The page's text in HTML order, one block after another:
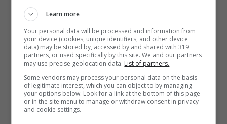
E’ stata studiata e ideata proprio con
questa peculiarità; le sue impostazioni
automatiche permettono all’utente di
usarla senza doversi preoccupare troppo
Learn more
Your personal data will be processed and information from
your device (cookies, unique identifiers, and other device
data) may be stored by, accessed by and shared with 319
partners, or used specifically by this site. We and our partners
may use precise geolocation data. List of partners.
Some vendors may process your personal data on the basis
of legitimate interest, which you can object to by managing
your options below. Look for a link at the bottom of this page
or in the site menu to manage or withdraw consent in privacy
and cookie settings.